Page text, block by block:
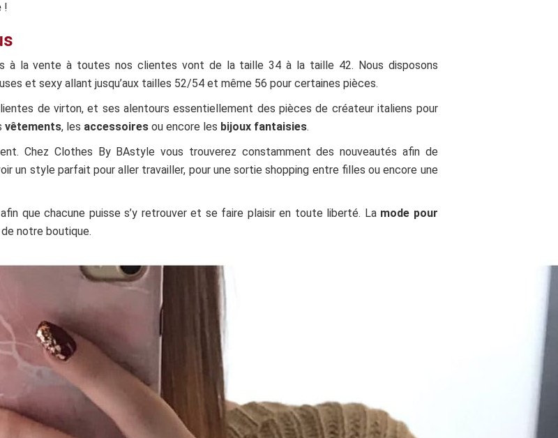
!
à la vente à toutes nos clientes vont de la taille 34 à la taille 42. Nous disposons
et sexy allant jusqu’aux tailles 52/54 et même 56 pour certaines pièces.
de virton, et ses alentours essentiellement des pièces de créateur italiens pour
vêtements, les accessoiresou encore les bijoux fantaisies.
Chez Clothes By BAstyle vous trouverez constamment des nouveautés afin de
un style parfait pour aller travailler, pour une sortie shopping entre filles ou encore une
que chacune puisse s’y retrouver et se faire plaisir en toute liberté. La mode pour
notre boutique.